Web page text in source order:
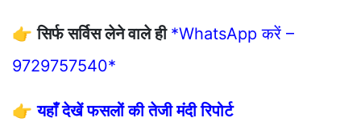
👉सिर्फ सर्विस लेने वाले ही *WhatsApp करें –
9729757540*
👉यहाँ देखें फसलों की तेजी मंदी रिपोर्ट